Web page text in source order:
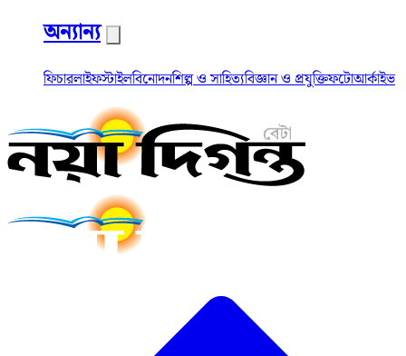
অন্যান্য
ফিচারলাইফস্টাইলবিনোদনশিল্প ও সাহিত্যবিজ্ঞান ও প্রযুক্তিফটোআর্কাইভ